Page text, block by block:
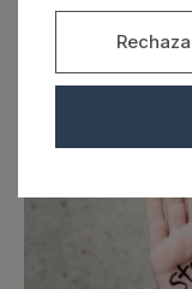
terapia de
se agraven y